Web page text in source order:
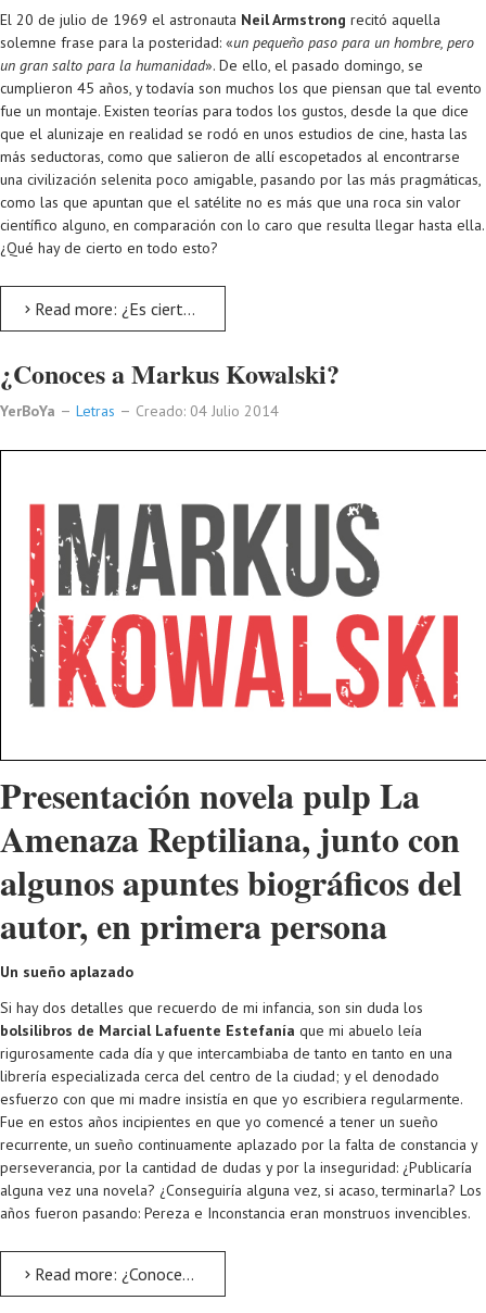
El 20 de julio de 1969 el astronauta Neil Armstrong recitó aquella
solemne frase para la posteridad: «un pequeño paso para un hombre, pero
un gran salto para la humanidad». De ello, el pasado domingo, se
cumplieron 45 años, y todavía son muchos los que piensan que tal evento
fue un montaje. Existen teorías para todos los gustos, desde la que dice
que el alunizaje en realidad se rodó en unos estudios de cine, hasta las
más seductoras, como que salieron de allí escopetados al encontrarse
una civilización selenita poco amigable, pasando por las más pragmáticas,
como las que apuntan que el satélite no es más que una roca sin valor
científico alguno, en comparación con lo caro que resulta llegar hasta ella.
¿Qué hay de cierto en todo esto?
Read more: ¿Es cierto que el hombre pisó la Luna hace 45 años?
¿Conoces a Markus Kowalski?
YerBoYa Letras Creado: 04 Julio 2014
Presentación novela pulp La
Amenaza Reptiliana, junto con
algunos apuntes biográficos del
autor, en primera persona
Un sueño aplazado
Si hay dos detalles que recuerdo de mi infancia, son sin duda los
bolsilibros de Marcial Lafuente Estefanía que mi abuelo leía
rigurosamente cada día y que intercambiaba de tanto en tanto en una
librería especializada cerca del centro de la ciudad; y el denodado
esfuerzo con que mi madre insistía en que yo escribiera regularmente.
Fue en estos años incipientes en que yo comencé a tener un sueño
recurrente, un sueño continuamente aplazado por la falta de constancia y
perseverancia, por la cantidad de dudas y por la inseguridad: ¿Publicaría
alguna vez una novela? ¿Conseguiría alguna vez, si acaso, terminarla? Los
años fueron pasando: Pereza e Inconstancia eran monstruos invencibles.
Read more: ¿Conoces a Markus Kowalski?